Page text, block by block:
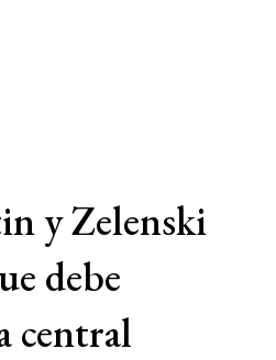
y Zelenski
debe
central